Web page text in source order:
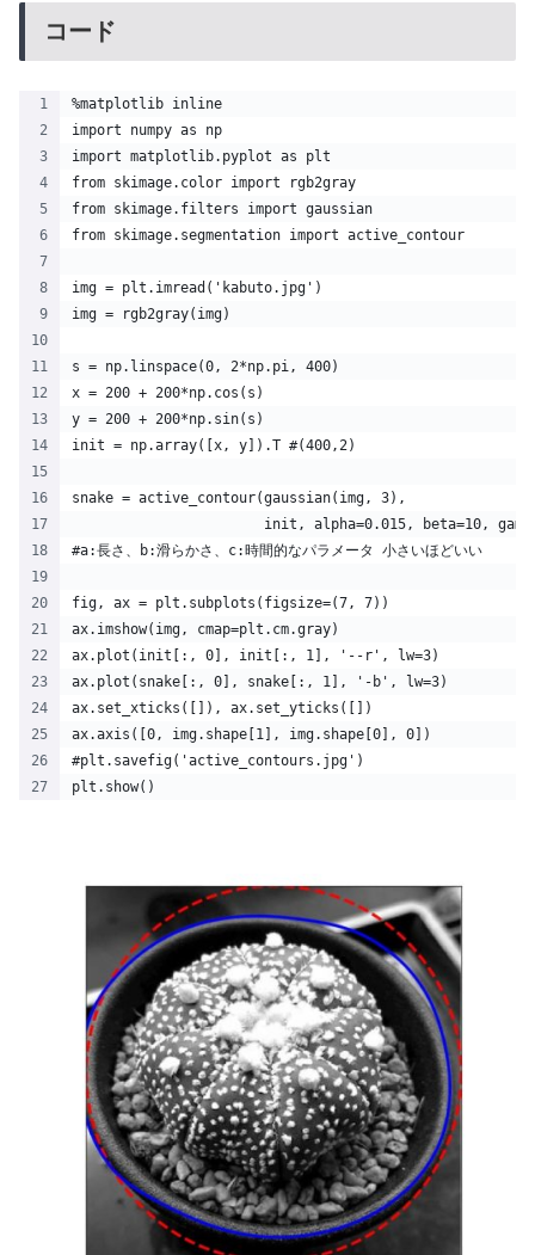
コード
%matplotlib inline
import numpy as np
import matplotlib.pyplot as plt
from skimage.color import rgb2gray
from skimage.filters import gaussian
from skimage.segmentation import active_contour
img = plt.imread('kabuto.jpg')
img = rgb2gray(img)
s = np.linspace(0, 2*np.pi, 400)
x = 200 + 200*np.cos(s)
y = 200 + 200*np.sin(s)
init = np.array([x, y]).T #(400,2)
snake = active_contour(gaussian(img, 3),
init, alpha=0.015, beta=10,
#a:長さ、b:滑らかさ、c:時間的なパラメータ 小さいほどいい
fig, ax = plt.subplots(figsize=(7, 7))
ax.imshow(img, cmap=plt.cm.gray)
ax.plot(init[:, 0], init[:, 1], '--r', lw=3)
ax.plot(snake[:, 0], snake[:, 1], '-b', lw=3)
ax.set_xticks([]), ax.set_yticks([])
ax.axis([0, img.shape[1], img.shape[0], 0])
#plt.savefig('active_contours.jpg')
plt.show()